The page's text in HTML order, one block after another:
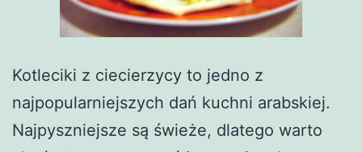
Kotleciki z ciecierzycy to jedno z
najpopularniejszych dań kuchni arabskiej.
Najpyszniejsze są świeże, dlatego warto